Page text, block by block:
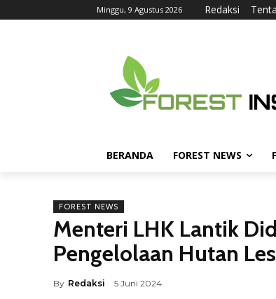
Minggu, 9 Agustus 2026 Redaksi
BERANDA FOREST NEWS
FOREST NEWS
Menteri LHK Lantik
Pengelolaan Hutan
By Redaksi 5 Juni 2024